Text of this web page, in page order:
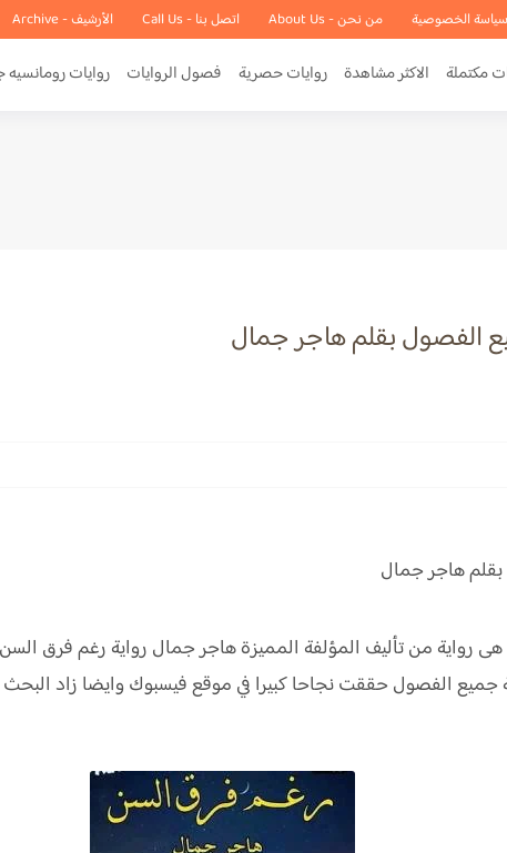
سياسة الخصوصية من نحن - About Us اتصل بنا - Call Us الأرشيف - Archive
مكتملة الاكثر مشاهدة روايات حصرية فصول الروايات روايات رومانسيه
الفصول بقلم هاجر جمال
هاجر جمال
رواية من تأليف المؤلفة المميزة هاجر جمال رواية رغم فرق
جميع الفصول حققت نجاحا كبيرا في موقع فيسبوك وايضا زاد